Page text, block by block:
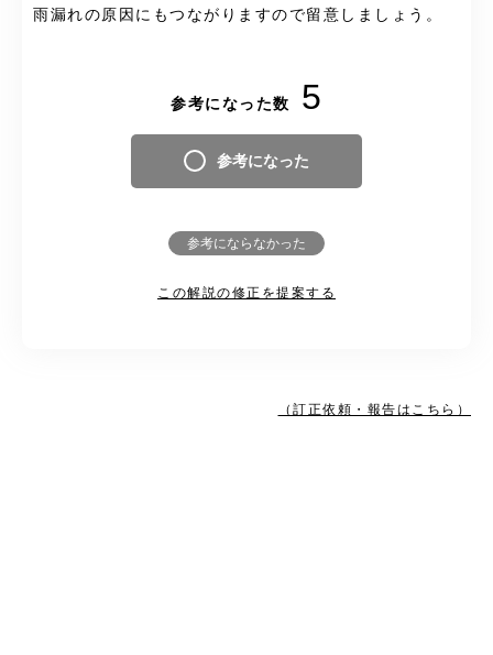
雨漏れの原因にもつながりますので留意しましょう。
参考になった数 5
参考になった
参考にならなかった
この解説の修正を提案する
（訂正依頼・報告はこちら）